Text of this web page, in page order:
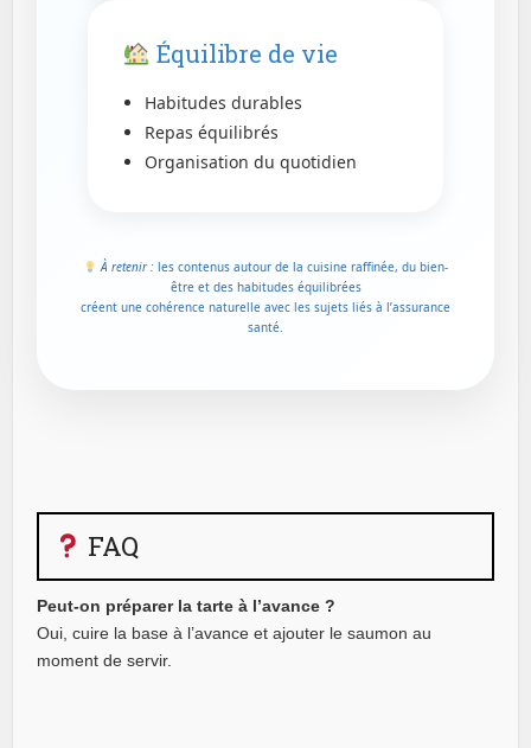
Équilibre de vie
Habitudes durables
Repas équilibrés
Organisation du quotidien
À retenir :les contenus autour de la cuisine raffinée, du bien-
être et des habitudes équilibrées
créent une cohérence naturelle avec les sujets liés à l’assurance
santé.
FAQ
Peut-on préparer la tarte à l’avance ?
Oui, cuire la base à l’avance et ajouter le saumon au
moment de servir.